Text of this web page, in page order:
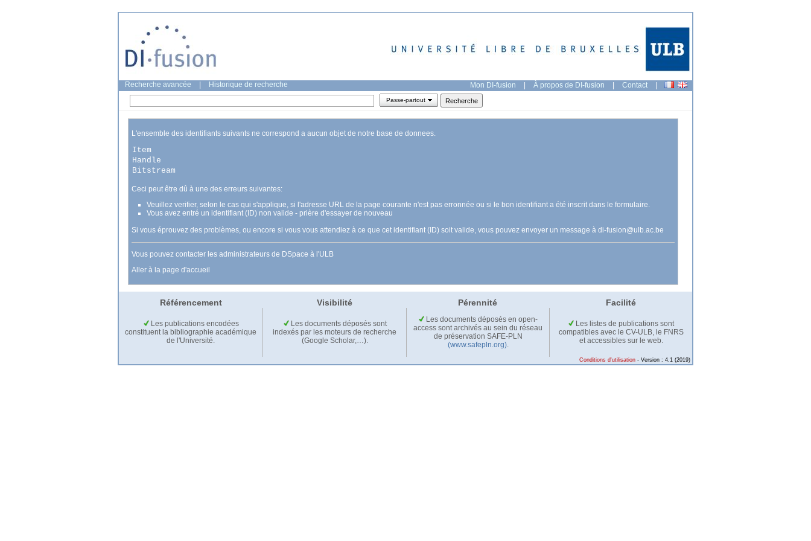
Recherche avancée Historique de recherche Mon DI-fusion | À propos de DI-fusion | Contact |
Passe-partout
L'ensemble des identifiants suivants ne correspond a aucun objet de notre base de donnees.
Item
Handle
Bitstream
Ceci peut être dû à une des erreurs suivantes:
Veuillez verifier, selon le cas qui s'applique, si l'adresse URL de la page courante n'est pas erronnée ou si le bon identifiant a été inscrit dans le formulaire.
Vous avez entré un identifiant (ID) non valide - prière d'essayer de nouveau
Si vous éprouvez des problèmes, ou encore si vous vous attendiez à ce que cet identifiant (ID) soit valide, vous pouvez envoyer un message à di-fusion@ulb.ac.be
Vous pouvez contacter les administrateurs de DSpace à l'ULB
Aller à la page d'accueil
Référencement Visibilité Pérennité Facilité
Les publications encodées
constituent la bibliographie académique
de l'Université.
Les documents déposés sont
indexés par les moteurs de recherche
(Google Scholar,…).
Les documents déposés en open-
access sont archivés au sein du réseau
de préservation SAFE-PLN
(www.safepln.org).
Les listes de publications sont
compatibles avec le CV-ULB, le FNRS
et accessibles sur le web.
Conditions d'utilisation - Version : 4.1 (2019)